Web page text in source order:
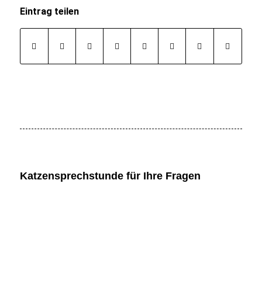
Eintrag teilen
Katzensprechstunde für Ihre Fragen